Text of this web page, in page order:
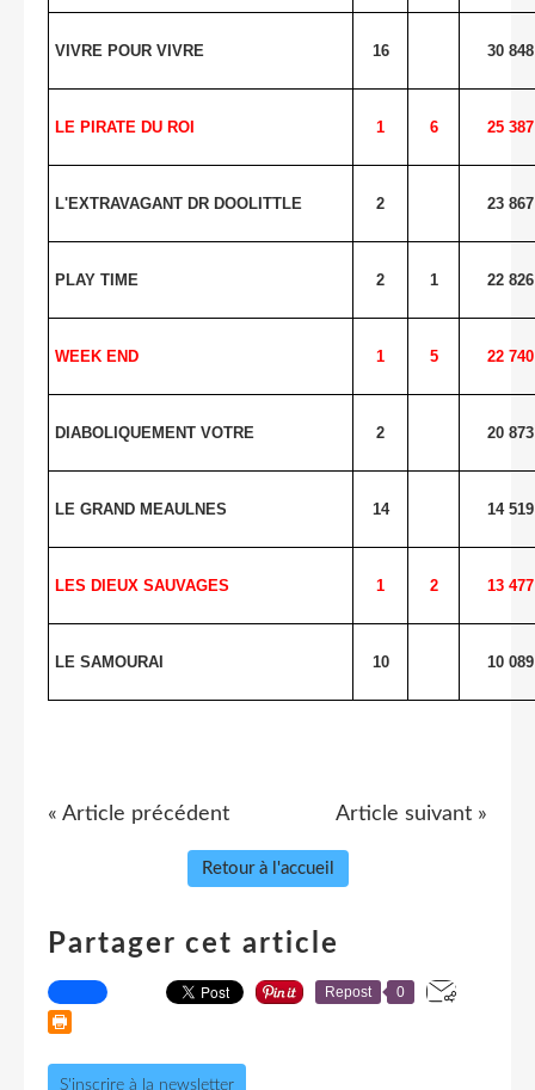
VIVRE POUR VIVRE 16 30 848
LE PIRATE DU ROI 1 6 25 387
L'EXTRAVAGANT DR DOOLITTLE 2 23 867
PLAY TIME 2 1 22 826
WEEK END 1 5 22 740
DIABOLIQUEMENT VOTRE 2 20 873
LE GRAND MEAULNES 14 14 519
LES DIEUX SAUVAGES 1 2 13 477
LE SAMOURAI 10 10 089
« Article précédent Article suivant »
Retour à l'accueil
Partager cet article
Repost 0
S'inscrire à la newsletter